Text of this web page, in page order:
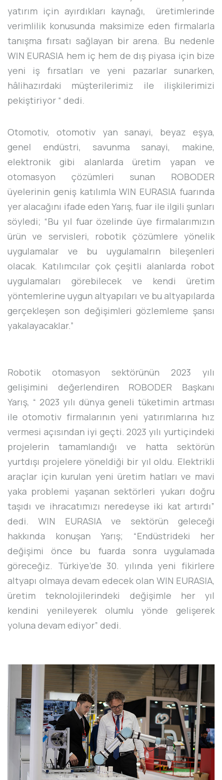
yatırım için ayırdıkları kaynağı, üretimlerinde
verimlilik konusunda maksimize eden firmalarla
tanışma fırsatı sağlayan bir arena. Bu nedenle
WIN EURASIA hem iç hem de dış piyasa için bize
yeni iş fırsatları ve yeni pazarlar sunarken,
hâlihazırdaki müşterilerimiz ile ilişkilerimizi
pekiştiriyor “ dedi.
Otomotiv, otomotiv yan sanayi, beyaz eşya,
genel endüstri, savunma sanayi, makine,
elektronik gibi alanlarda üretim yapan ve
otomasyon çözümleri sunan ROBODER
üyelerinin geniş katılımla WIN EURASIA fuarında
yer alacağını ifade eden Yarış, fuar ile ilgili şunları
söyledi; “Bu yıl fuar özelinde üye firmalarımızın
ürün ve servisleri, robotik çözümlere yönelik
uygulamalar ve bu uygulamalrın bileşenleri
olacak. Katılımcılar çok çeşitli alanlarda robot
uygulamaları görebilecek ve kendi üretim
yöntemlerine uygun altyapıları ve bu altyapılarda
gerçekleşen son değişimleri gözlemleme şansı
yakalayacaklar.”
Robotik otomasyon sektörünün 2023 yılı
gelişimini değerlendiren ROBODER Başkanı
Yarış, “ 2023 yılı dünya geneli tüketimin artması
ile otomotiv firmalarının yeni yatırımlarına hız
vermesi açısından iyi geçti. 2023 yılı yurtiçindeki
projelerin tamamlandığı ve hatta sektörün
yurtdışı projelere yöneldiği bir yıl oldu. Elektrikli
araçlar için kurulan yeni üretim hatları ve mavi
yaka problemi yaşanan sektörleri yukarı doğru
taşıdı ve ihracatımızı neredeyse iki kat artırdı”
dedi. WIN EURASIA ve sektörün geleceği
hakkında konuşan Yarış; “Endüstrideki her
değişimi önce bu fuarda sonra uygulamada
göreceğiz. Türkiye’de 30. yılında yeni fikirlere
altyapı olmaya devam edecek olan WIN EURASIA,
üretim teknolojilerindeki değişimle her yıl
kendini yenileyerek olumlu yönde gelişerek
yoluna devam ediyor” dedi.